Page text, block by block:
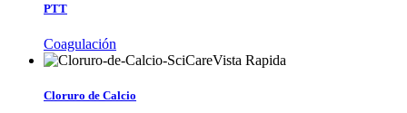
PTT
Coagulación
Vista Rapida
Cloruro de Calcio